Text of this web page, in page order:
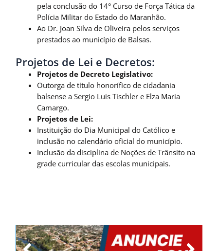
pela conclusão do 14° Curso de Força Tática da
Polícia Militar do Estado do Maranhão.
Ao Dr. Joan Silva de Oliveira pelos serviços
prestados ao município de Balsas.
Projetos de Lei e Decretos:
Projetos de Decreto Legislativo:
Outorga de título honorífico de cidadania
balsense a Sergio Luis Tischler e Elza Maria
Camargo.
Projetos de Lei:
Instituição do Dia Municipal do Católico e
inclusão no calendário oficial do município.
Inclusão da disciplina de Noções de Trânsito na
grade curricular das escolas municipais.